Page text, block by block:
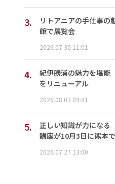
3.
リトアニアの手仕事
館で展覧会
2026.07.30 11:01
4.
紀伊勝浦の魅力を堪
をリニューアル
2026.08.03 09:41
5.
正しい知識が力にな
講座が10月3日に熊本
2026.07.27 13:00